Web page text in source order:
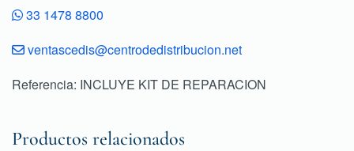
33 1478 8800
ventascedis@centrodedistribucion.net
Referencia: INCLUYE KIT DE REPARACION
Productos relacionados